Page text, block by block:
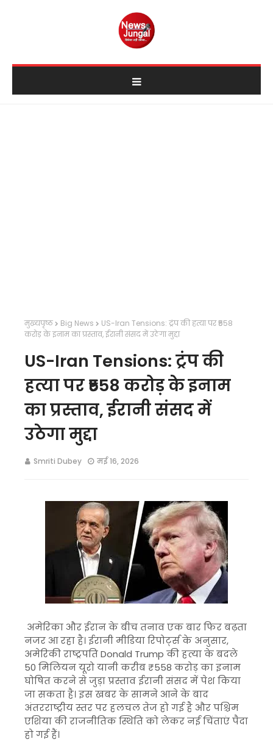
मुख्यपृष्ठ Big News
US-Iran Tensions: ट्रंप की हत्या पर ₹558
करोड़ के इनाम का प्रस्ताव, ईरानी संसद में उठेगा मुद्दा
US-Iran Tensions: ट्रंप की
हत्या पर ₹558 करोड़ के इनाम
का प्रस्ताव, ईरानी संसद में
उठेगा मुद्दा
Smriti Dubey मई 16, 2026
अमेरिका और ईरान के बीच तनाव एक बार फिर बढ़ता
नजर आ रहा है। ईरानी मीडिया रिपोर्ट्स के अनुसार,
अमेरिकी राष्ट्रपतिDonald Trump की हत्या के बदले
50 मिलियन यूरो यानी करीब ₹558 करोड़ का इनाम
घोषित करने से जुड़ा प्रस्ताव ईरानी संसद में पेश किया
जा सकता है। इस खबर के सामने आने के बाद
अंतरराष्ट्रीय स्तर पर हलचल तेज हो गई है और पश्चिम
एशिया की राजनीतिक स्थिति को लेकर नई चिंताएं पैदा
हो गई हैं।